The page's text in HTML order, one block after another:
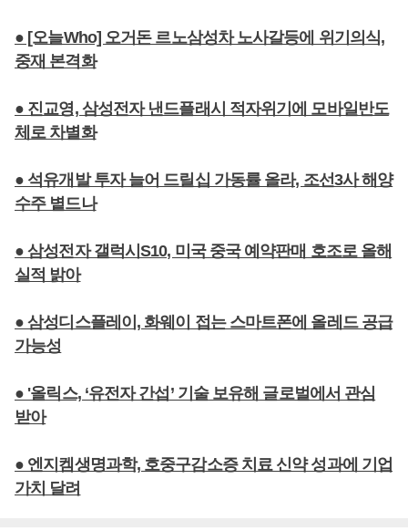
● [오늘Who] 오거돈 르노삼성차 노사갈등에 위기의식,
중재 본격화
● 진교영, 삼성전자 낸드플래시 적자위기에 모바일반도
체로 차별화
● 석유개발 투자 늘어 드릴십 가동률 올라, 조선3사 해양
수주 볕드나
● 삼성전자 갤럭시S10, 미국 중국 예약판매 호조로 올해
실적 밝아
● 삼성디스플레이, 화웨이 접는 스마트폰에 올레드 공급
가능성
● '올릭스, ‘유전자 간섭’ 기술 보유해 글로벌에서 관심
받아
● 엔지켐생명과학, 호중구감소증 치료 신약 성과에 기업
가치 달려